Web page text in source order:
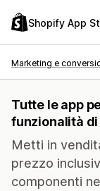
Shopify App
Marketing e
Tutte le app
funzionalità
Metti in
prezzo
componenti